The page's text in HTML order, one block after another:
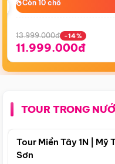
Còn 10 chỗ
Còn 10 chỗ
13.999.000đ -14%
11.999.000đ
TOUR TRONG
Tour Miền Tây 1N | Mỹ
Sơn